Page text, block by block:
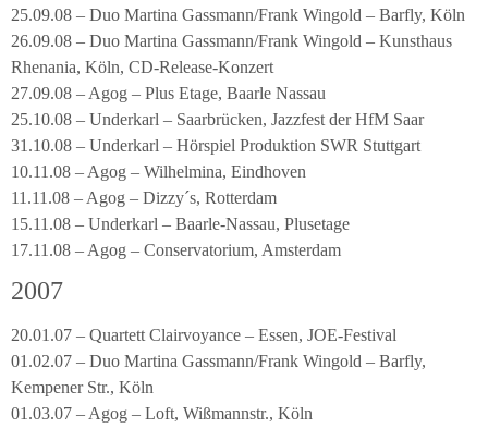
25.09.08 – Duo Martina Gassmann/Frank Wingold – Barfly, Köln
26.09.08 – Duo Martina Gassmann/Frank Wingold – Kunsthaus
Rhenania, Köln, CD-Release-Konzert
27.09.08 – Agog – Plus Etage, Baarle Nassau
25.10.08 – Underkarl – Saarbrücken, Jazzfest der HfM Saar
31.10.08 – Underkarl – Hörspiel Produktion SWR Stuttgart
10.11.08 – Agog – Wilhelmina, Eindhoven
11.11.08 – Agog – Dizzy´s, Rotterdam
15.11.08 – Underkarl – Baarle-Nassau, Plusetage
17.11.08 – Agog – Conservatorium, Amsterdam
2007
20.01.07 – Quartett Clairvoyance – Essen, JOE-Festival
01.02.07 – Duo Martina Gassmann/Frank Wingold – Barfly,
Kempener Str., Köln
01.03.07 – Agog – Loft, Wißmannstr., Köln